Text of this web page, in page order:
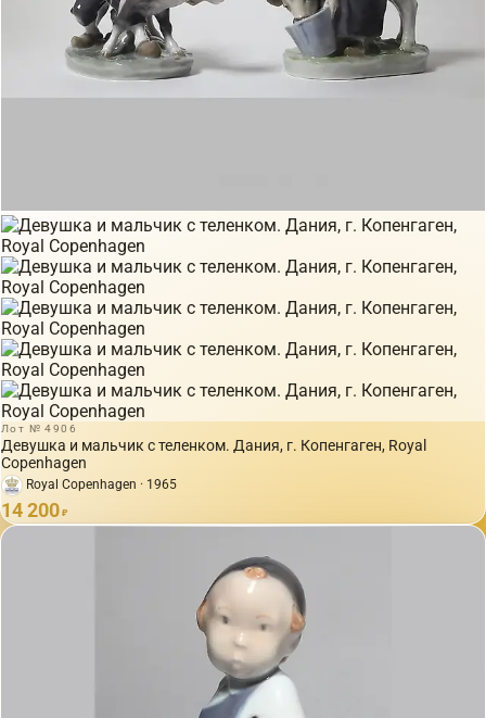
Лот № 4906
Девушка и мальчик с теленком. Дания, г. Копенгаген, Royal
Copenhagen
Royal Copenhagen · 1965
14 200 ₽